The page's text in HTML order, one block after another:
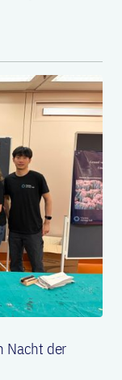
Nacht der